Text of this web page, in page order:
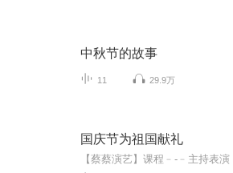
中秋节的故事
11 29.9万
国庆节为祖国献礼